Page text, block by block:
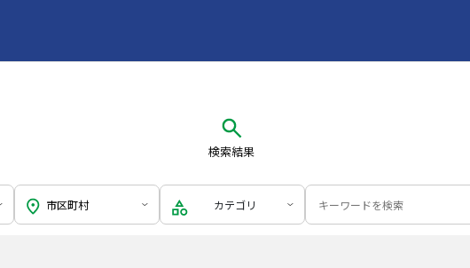
検索結果
カテゴリ